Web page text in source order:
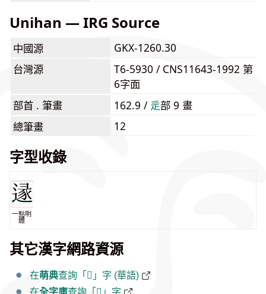
Unihan — IRG Source
中國源
GKX-1260.30
台灣源
T6-5930 / CNS11643-1992 第
6字面
部首 . 筆畫
162.9 / ⾡部 9 畫
總筆畫
12
字型收錄
一點明
體
其它漢字網路資源
在萌典查詢「𨔡」字 (華語)